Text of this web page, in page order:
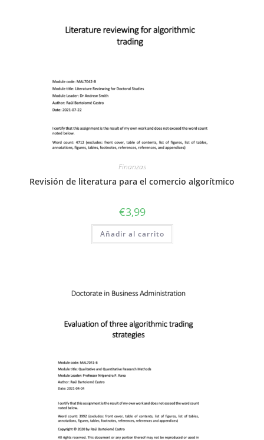
Finanzas
Revisión de literatura para el comercio algorítmico
€3,99
Añadir al carrito